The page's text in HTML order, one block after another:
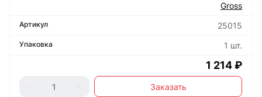
Gross
25015
1 шт.
1 214 ₽
Заказать